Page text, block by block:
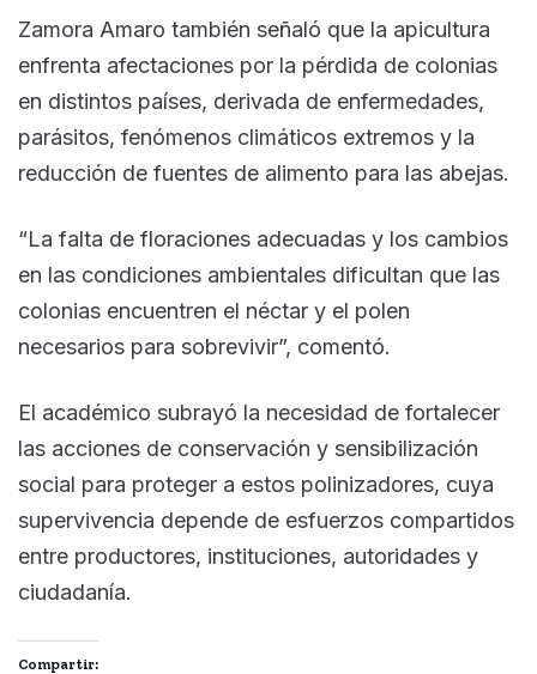
Zamora Amaro también señaló que la apicultura
enfrenta afectaciones por la pérdida de colonias
en distintos países, derivada de enfermedades,
parásitos, fenómenos climáticos extremos y la
reducción de fuentes de alimento para las abejas.
“La falta de floraciones adecuadas y los cambios
en las condiciones ambientales dificultan que las
colonias encuentren el néctar y el polen
necesarios para sobrevivir”, comentó.
El académico subrayó la necesidad de fortalecer
las acciones de conservación y sensibilización
social para proteger a estos polinizadores, cuya
supervivencia depende de esfuerzos compartidos
entre productores, instituciones, autoridades y
ciudadanía.
Compartir: